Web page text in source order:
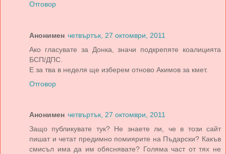
Отговор
Анонимен четвъртък, 27 октомври, 2011
Ако гласувате за Донка, значи подкрепяте коалицията
БСП/ДПС.
Е за тва в неделя ще изберем отново Акимов за кмет.
Отговор
Анонимен четвъртък, 27 октомври, 2011
Защо публикувате тук? Не знаете ли, че в този сайт
пишат и четат предимно помиярите на Пъдарски? Какъв
смисъл има да им обяснявате? Голяма част от тях не